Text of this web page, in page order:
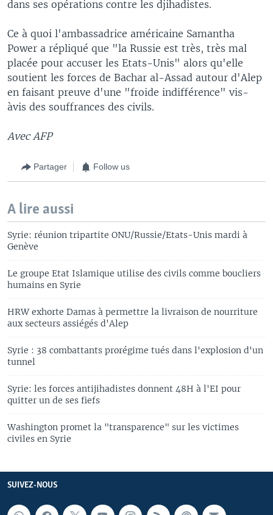
dans ses opérations contre les djihadistes.
Ce à quoi l'ambassadrice américaine Samantha
Power a répliqué que "la Russie est très, très mal
placée pour accuser les Etats-Unis" alors qu'elle
soutient les forces de Bachar al-Assad autour d'Alep
en faisant preuve d'une "froide indifférence" vis-
àvis des souffrances des civils.
Avec AFP
Partager Follow us
A lire aussi
Syrie: réunion tripartite ONU/Russie/Etats-Unis mardi à
Genève
Le groupe Etat Islamique utilise des civils comme boucliers
humains en Syrie
HRW exhorte Damas à permettre la livraison de nourriture
aux secteurs assiégés d'Alep
Syrie : 38 combattants prorégime tués dans l'explosion d'un
tunnel
Syrie: les forces antijihadistes donnent 48H à l'EI pour
quitter un de ses fiefs
Washington promet la "transparence" sur les victimes
civiles en Syrie
SUIVEZ-NOUS